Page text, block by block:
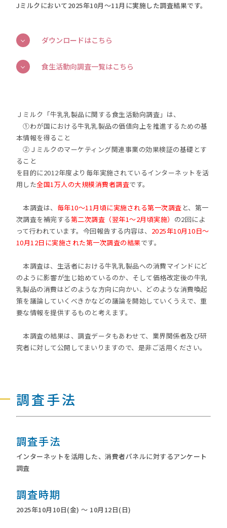
Jミルクにおいて2025年10月～11月に実施した調査結果です。
ダウンロードはこちら
食生活動向調査一覧はこちら
Ｊミルク「牛乳乳製品に関する食生活動向調査」は、
①わが国における牛乳乳製品の価値向上を推進するための基
本情報を得ること
②Ｊミルクのマーケティング関連事業の効果検証の基礎とす
ること
を目的に2012年度より毎年実施されているインターネットを活
用した全国1万人の大規模消費者調査です。
本調査は、 毎年10〜11月頃に実施される第一次調査 と、第一
次調査を補完する第二次調査（翌年1～2月頃実施） の2回によ
って行われています。今回報告する内容は、 2025年10月10日～
10月12日に実施された第一次調査の結果です。
本調査は、生活者における牛乳乳製品への消費マインドにど
のように影響が生じ始めているのか、そして価格改定後の牛乳
乳製品の消費はどのような方向に向かい、どのような消費喚起
策を議論していくべきかなどの議論を開始していくうえで、重
要な情報を提供するものと考えます。
本調査の結果は、調査データもあわせて、業界関係者及び研
究者に対して公開してまいりますので、是非ご活用ください。
調査手法
調査手法
インターネットを活用した、消費者パネルに対するアンケート
調査
調査時期
2025年10月10日(金) ～ 10月12日(日)